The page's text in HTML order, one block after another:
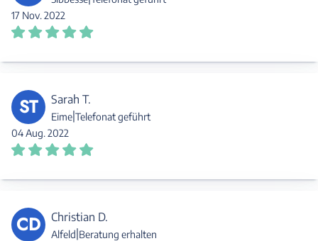
17 Nov. 2022
ST Sarah T.
Eime|Telefonat geführt
04 Aug. 2022
CD Christian D.
Alfeld|Beratung erhalten